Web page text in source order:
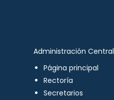
Administración Central
Página principal
Rectoría
Secretarios